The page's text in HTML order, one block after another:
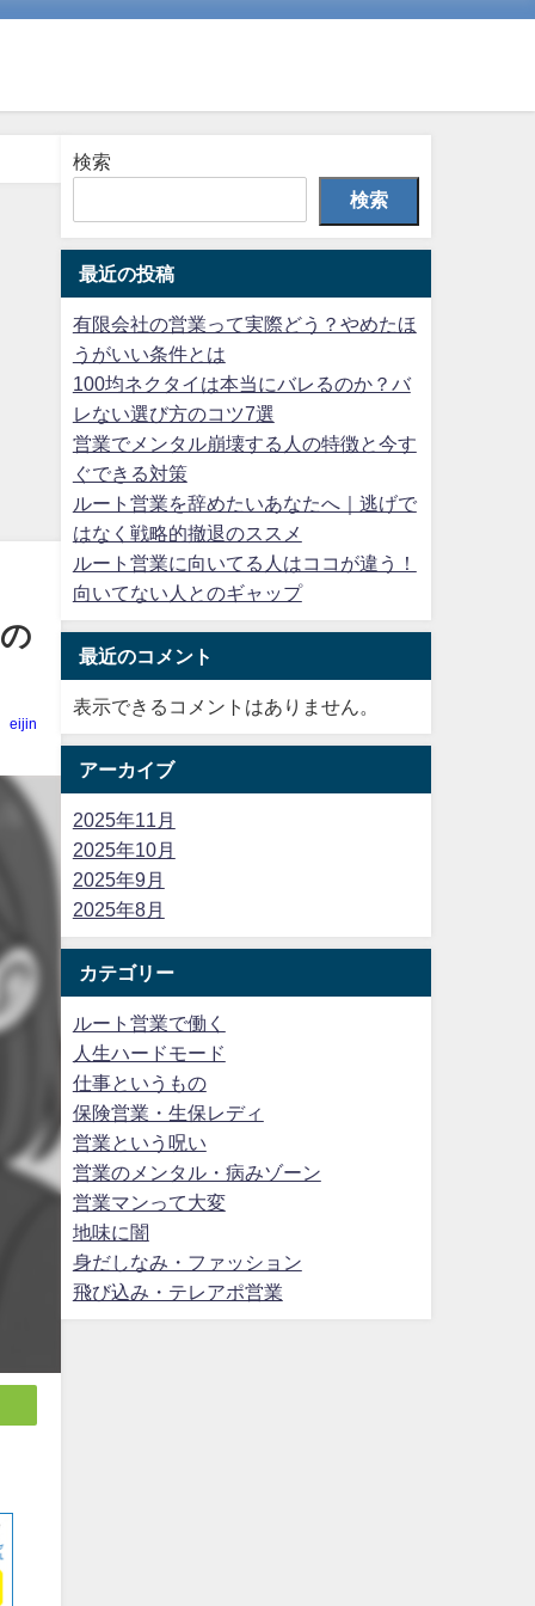
eijin
検索
検索
最近の投稿
有限会社の営業って実際どう？やめたほ
うがいい条件とは
100均ネクタイは本当にバレるのか？バ
レない選び方のコツ7選
営業でメンタル崩壊する人の特徴と今す
ぐできる対策
ルート営業を辞めたいあなたへ｜逃げで
はなく戦略的撤退のススメ
ルート営業に向いてる人はココが違う！
向いてない人とのギャップ
最近のコメント
表示できるコメントはありません。
アーカイブ
2025年11月
2025年10月
2025年9月
2025年8月
カテゴリー
ルート営業で働く
人生ハードモード
仕事というもの
保険営業・生保レディ
営業という呪い
営業のメンタル・病みゾーン
営業マンって大変
地味に闇
身だしなみ・ファッション
飛び込み・テレアポ営業